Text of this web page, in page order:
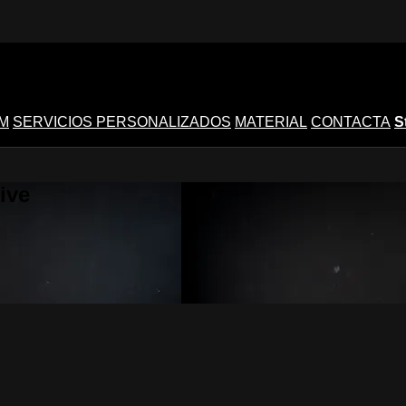
SERVICIOS PERSONALIZADOS MATERIAL CONTACTA